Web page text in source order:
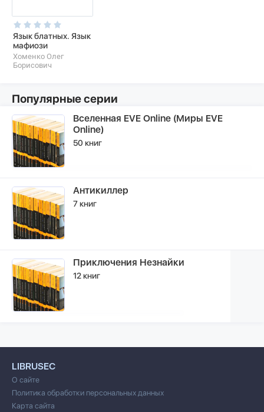
Язык блатных. Язык
мафиози
Хоменко Олег
Борисович
Популярные серии
Вселенная EVE Online (Миры EVE
Online)
50 книг
Антикиллер
7 книг
Приключения Незнайки
12 книг
LIBRUSEC
О сайте
Политика обработки персональных данных
Карта сайта